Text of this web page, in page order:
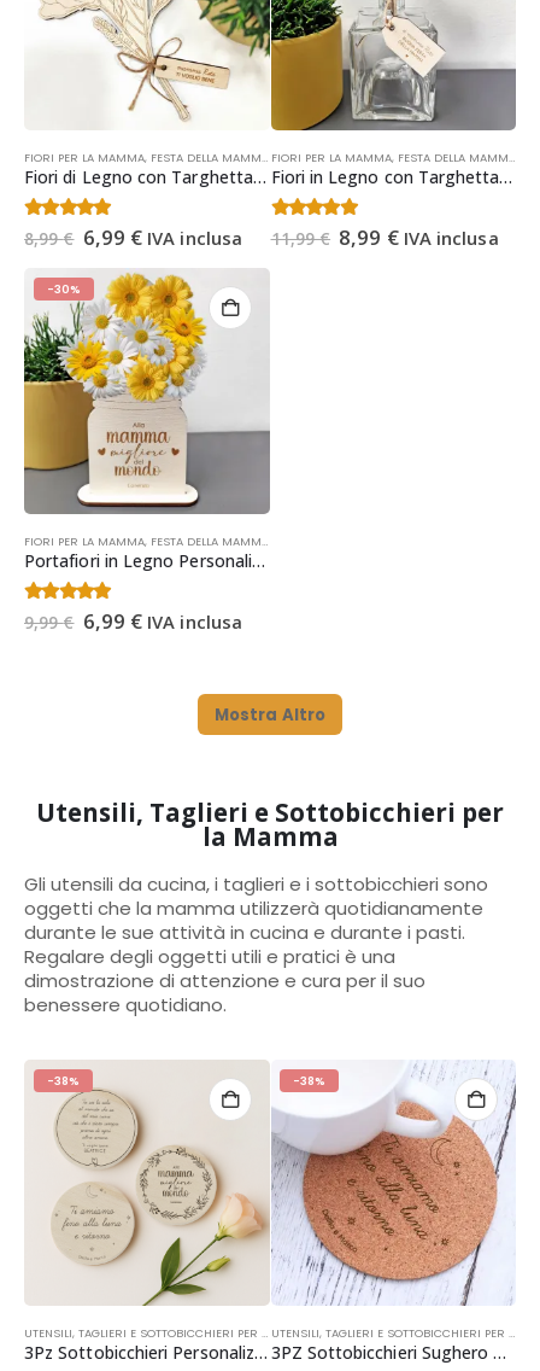
FIORI PER LA MAMMA, FESTA DELLA MAMMA ,OCCASIONI
Fiori di Legno con Targhetta Personalizzata | Regalo Festa della Mamma
4.64Su 5
8,99€ Il
prezzo
originale
era:
8,99 €.
6,99 €Il
attuale
è:
6,99 €.
IVA inclusa
FIORI PER LA MAMMA, FESTA DELLA MAMMA
Fiori in Legno con Targhetta Personalizzata | Regalo Festa della Mamma
4.36 Su 5
11,99€ Il
prezzo
8,99 €IlIVA inclusa
-30%
FIORI PER LA MAMMA, FESTA DELLA MAMMA
Portafiori in Legno Personalizzato | Regalo Festa della Mamma
4.36Su 5
9,99€ Il
prezzo
6,99 €Il
6,99 €.
IVA inclusa
Mostra Altro
Utensili, Taglieri e Sottobicchieri per
la Mamma
Gli utensili da cucina, i taglieri e i sottobicchieri sono
oggetti che la mamma utilizzerà quotidianamente
durante le sue attività in cucina e durante i pasti.
Regalare degli oggetti utili e pratici è una
dimostrazione di attenzione e cura per il suo
benessere quotidiano.
-38%
UTENSILI, TAGLIERI E SOTTOBICCHIERI PER LA MAMMA ,FESTA DELLA MAMMA,OCCASIONI
3Pz Sottobicchieri Personalizzati Legno | Regalo Festa della Mamma
-38%
UTENSILI, TAGLIERI E SOTTOBICCHIERI PER LA MAMMA
3PZ Sottobicchieri Sughero Personalizzati | Regalo Festa della Mamma